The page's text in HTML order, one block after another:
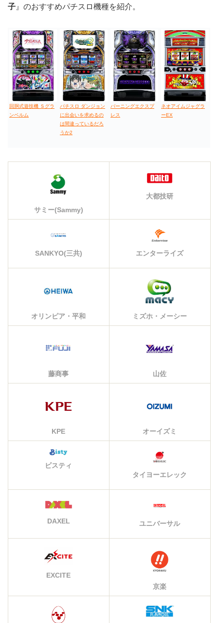
子 』のおすすめパチスロ機種を紹介。
回胴式遊技機 Ｓグラ
ンベルム
パチスロ ダンジョン
に出会いを求めるの
は間違っているだろ
うか2
バーニングエクスプ
レス
ネオアイムジャグラ
ーEX
サミー(Sammy)
大都技研
SANKYO(三共) エンターライズ
オリンピア・平和 ミズホ・メーシー
藤商事 山佐
KPE オーイズミ
ビスティ
タイヨーエレック
DAXEL ユニバーサル
EXCITE
京楽